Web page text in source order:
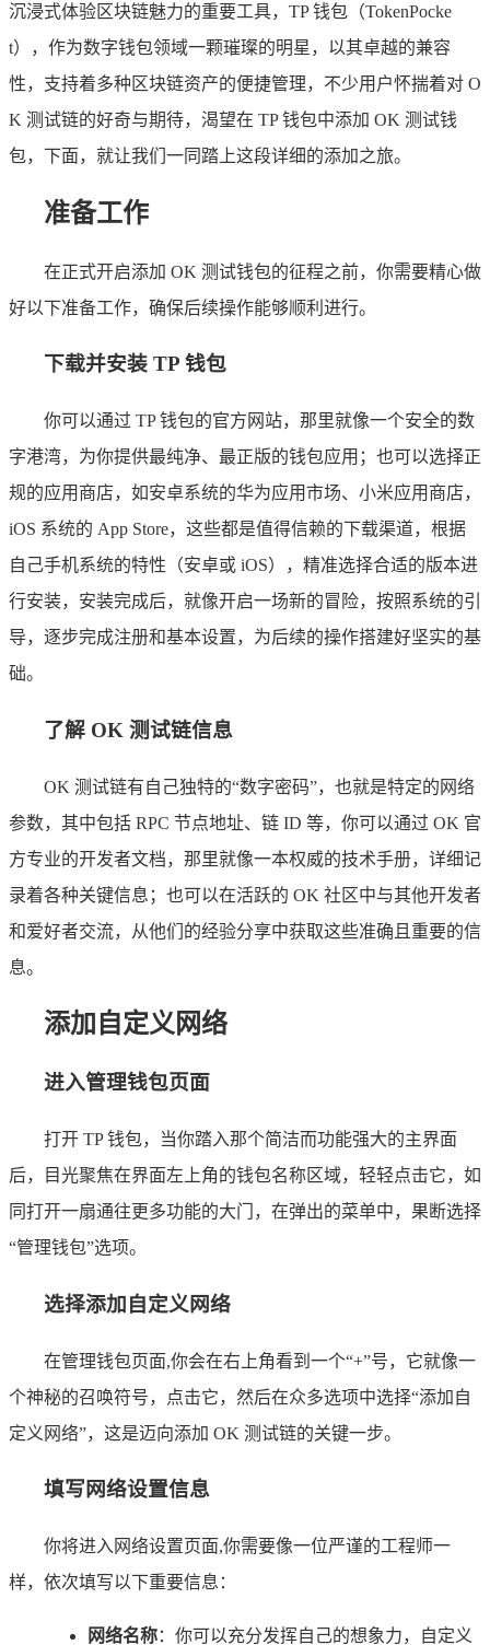
沉浸式体验区块链魅力的重要工具，TP 钱包（TokenPocke
t），作为数字钱包领域一颗璀璨的明星，以其卓越的兼容
性，支持着多种区块链资产的便捷管理，不少用户怀揣着对 O
K 测试链的好奇与期待，渴望在 TP 钱包中添加 OK 测试钱
包，下面，就让我们一同踏上这段详细的添加之旅。
准备工作
在正式开启添加 OK 测试钱包的征程之前，你需要精心做
好以下准备工作，确保后续操作能够顺利进行。
下载并安装 TP 钱包
你可以通过 TP 钱包的官方网站，那里就像一个安全的数
字港湾，为你提供最纯净、最正版的钱包应用；也可以选择正
规的应用商店，如安卓系统的华为应用市场、小米应用商店，
iOS 系统的 App Store，这些都是值得信赖的下载渠道，根据
自己手机系统的特性（安卓或 iOS），精准选择合适的版本进
行安装，安装完成后，就像开启一场新的冒险，按照系统的引
导，逐步完成注册和基本设置，为后续的操作搭建好坚实的基
础。
了解 OK 测试链信息
OK 测试链有自己独特的“数字密码”，也就是特定的网络
参数，其中包括 RPC 节点地址、链 ID 等，你可以通过 OK 官
方专业的开发者文档，那里就像一本权威的技术手册，详细记
录着各种关键信息；也可以在活跃的 OK 社区中与其他开发者
和爱好者交流，从他们的经验分享中获取这些准确且重要的信
息。
添加自定义网络
进入管理钱包页面
打开 TP 钱包，当你踏入那个简洁而功能强大的主界面
后，目光聚焦在界面左上角的钱包名称区域，轻轻点击它，如
同打开一扇通往更多功能的大门，在弹出的菜单中，果断选择
“管理钱包”选项。
选择添加自定义网络
在管理钱包页面,你会在右上角看到一个“+”号，它就像一
个神秘的召唤符号，点击它，然后在众多选项中选择“添加自
定义网络”，这是迈向添加 OK 测试链的关键一步。
填写网络设置信息
你将进入网络设置页面,你需要像一位严谨的工程师一
样，依次填写以下重要信息：
网络名称：你可以充分发挥自己的想象力，自定义